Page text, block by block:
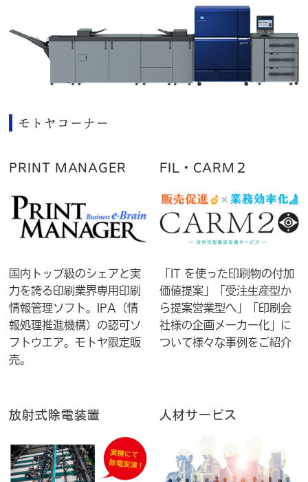
モトヤコーナー
PRINT MANAGER
国内トップ級のシェアと実
力を誇る印刷業界専用印刷
情報管理ソフト。IPA（情
報処理推進機構）の認可ソ
フトウエア。モトヤ限定販
売。
FIL・CARM２
「IT を使った印刷物の付加
価値提案」「受注生産型か
ら提案営業型へ」「印刷会
社様の企画メーカー化」に
ついて様々な事例をご紹介
放射式除電装置 人材サービス